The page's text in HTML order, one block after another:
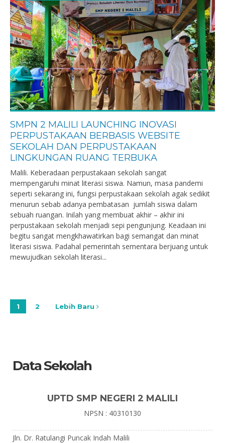
SMPN 2 MALILI LAUNCHING INOVASI
PERPUSTAKAAN BERBASIS WEBSITE
SEKOLAH DAN PERPUSTAKAAN
LINGKUNGAN RUANG TERBUKA
Malili. Keberadaan perpustakaan sekolah sangat
mempengaruhi minat literasi siswa. Namun, masa pandemi
seperti sekarang ini, fungsi perpustakaan sekolah agak sedikit
menurun sebab adanya pembatasan jumlah siswa dalam
sebuah ruangan. Inilah yang membuat akhir – akhir ini
perpustakaan sekolah menjadi sepi pengunjung. Keadaan ini
begitu sangat mengkhawatirkan bagi semangat dan minat
literasi siswa. Padahal pemerintah sementara berjuang untuk
mewujudkan sekolah literasi...
1 2 Lebih Baru
Data Sekolah
UPTD SMP NEGERI 2 MALILI
NPSN : 40310130
Jln. Dr. Ratulangi Puncak Indah Malili